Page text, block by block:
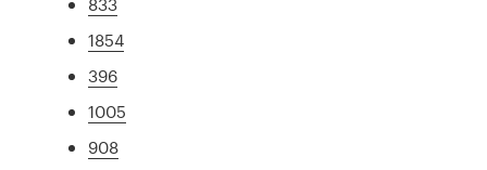
1854
396
1005
908